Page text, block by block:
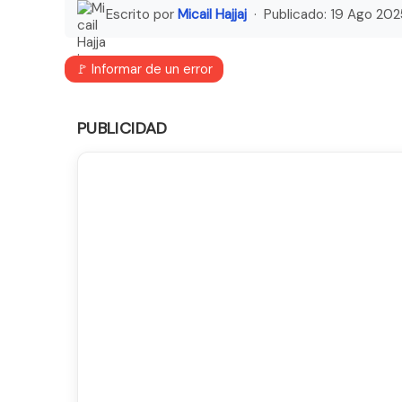
Escrito por Micail Hajjaj · Publicado: 19 Ago
🚩 Informar de un error
PUBLICIDAD